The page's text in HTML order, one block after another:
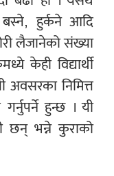
बस्ने, हुर्कने आदि
लैजानेको संख्या
केही विद्यार्थी
अवसरका निमित्त
हुन्छ । यी
छन् भन्ने कुराको